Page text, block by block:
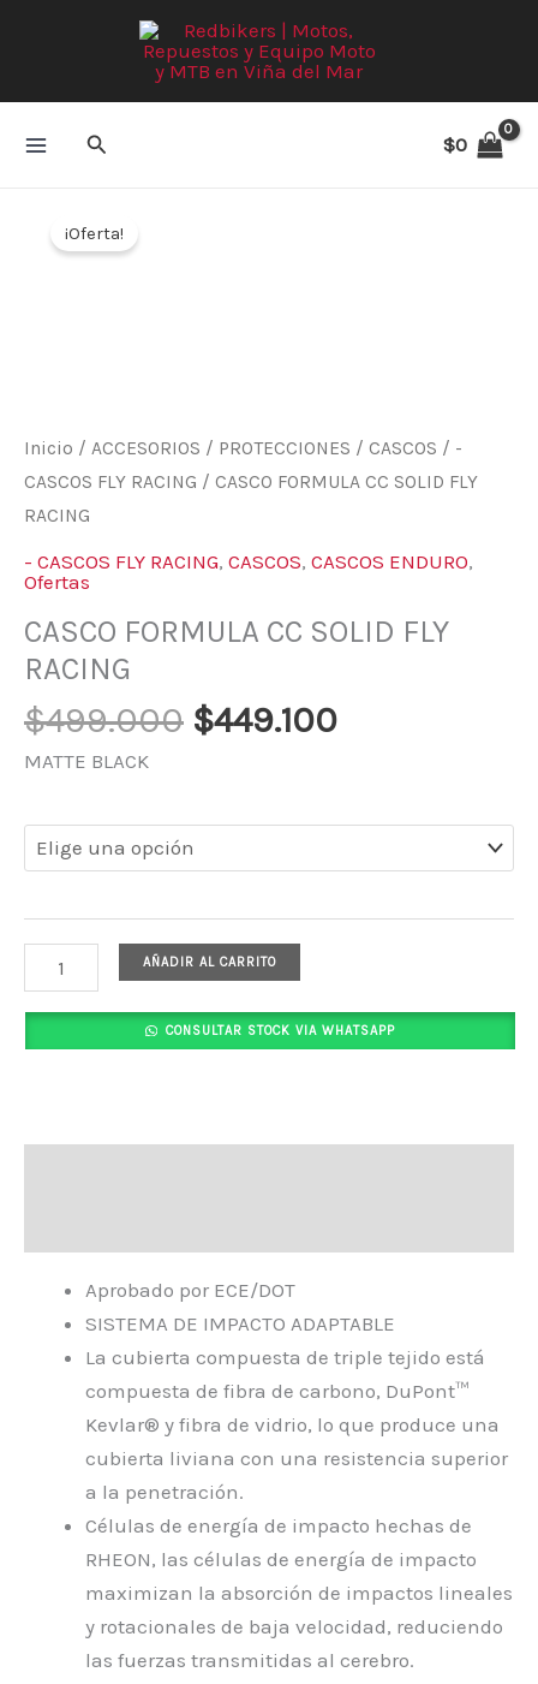
Buscar $0
¡Oferta!
Inicio / ACCESORIOS / PROTECCIONES / CASCOS / -
CASCOS FLY RACING / CASCO FORMULA CC SOLID FLY
RACING
- CASCOS FLY RACING, CASCOS, CASCOS ENDURO,
Ofertas
CASCO FORMULA CC SOLID FLY
RACING
$499.000 $449.100
MATTE BLACK
FORMULA
AÑADIR AL CARRITO
CONSULTAR STOCK VIA WHATSAPP
Aprobado por ECE/DOT
SISTEMA DE IMPACTO ADAPTABLE
La cubierta compuesta de triple tejido está
compuesta de fibra de carbono, DuPont™
Kevlar® y fibra de vidrio, lo que produce una
cubierta liviana con una resistencia superior
a la penetración.
Células de energía de impacto hechas de
RHEON, las células de energía de impacto
maximizan la absorción de impactos lineales
y rotacionales de baja velocidad, reduciendo
las fuerzas transmitidas al cerebro.